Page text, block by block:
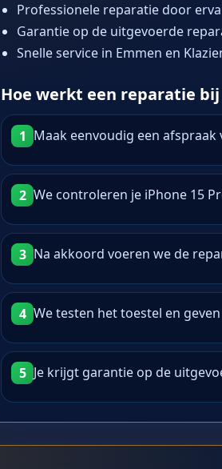
Professionele reparatie door
Garantie op de uitgevoerde
Snelle service in Emmen en
Hoe werkt een reparatie
1 Maak eenvoudig een
2 We controleren je iPhone 15
3 Na akkoord voeren we de
4 We testen het toestel en
5 Je krijgt garantie op de